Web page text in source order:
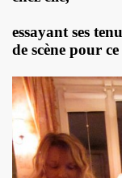
essayant ses
de scène pour
12 octobre 2023
le 10 mars
par